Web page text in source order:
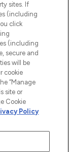
sites. If
(including
click
(including
secure and
will be
cookie
“Manage
site or
Cookie
Policy